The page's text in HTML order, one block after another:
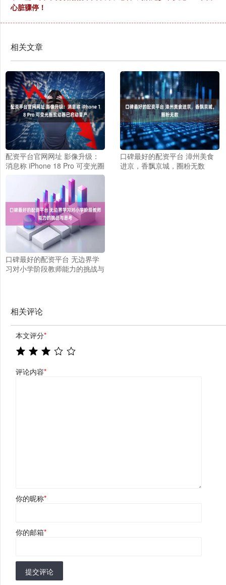
心脏骤停！
相关文章
配资平台官网网址 影像升级：
消息称 iPhone 18 Pro 可变光圈
致动器已启动量产
口碑最好的配资平台 漳州美食
进京，香飘京城，圈粉无数
口碑最好的配资平台 无边界学
习对小学阶段教师能力的挑战与
相关评论
本文评分*
评论内容*
你的昵称*
你的邮箱*
提交评论